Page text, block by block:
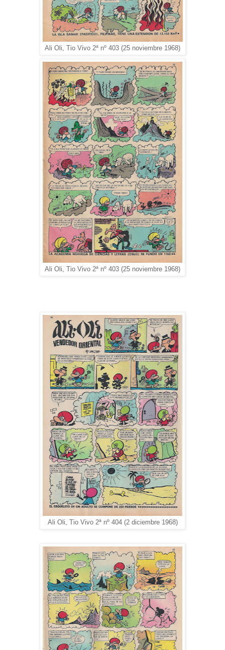
Ali Oli, Tio Vivo 2ª nº 403 (25 noviembre 1968)
Ali Oli, Tio Vivo 2ª nº 403 (25 noviembre 1968)
Ali Oli, Tio Vivo 2ª nº 404 (2 diciembre 1968)